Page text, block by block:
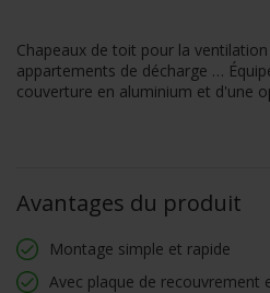
Chapeaux de toit pour la
appartements de décharge …
couverture en aluminium et d'une
Avantages du produit
Montage simple et rapide
Avec plaque de recouvrement